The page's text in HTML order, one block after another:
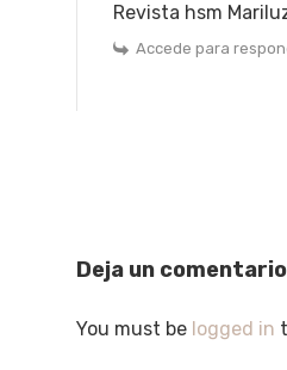
Revista hsm
Accede para
Deja un comentario
You must be logged in